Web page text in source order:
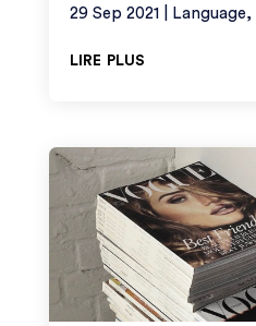
29 Sep 2021 Language,
lire plus